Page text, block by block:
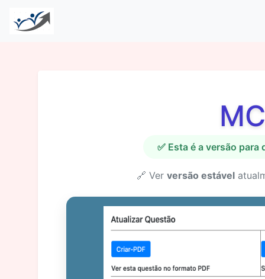
✅ Esta é a versão
🔗 Ver versão estável